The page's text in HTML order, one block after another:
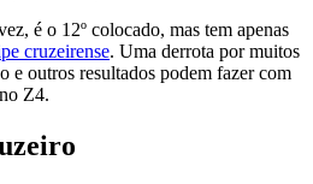
é o 12º colocado, mas tem apenas
cruzeirense. Uma derrota por muitos
e outros resultados podem fazer com
Z4.